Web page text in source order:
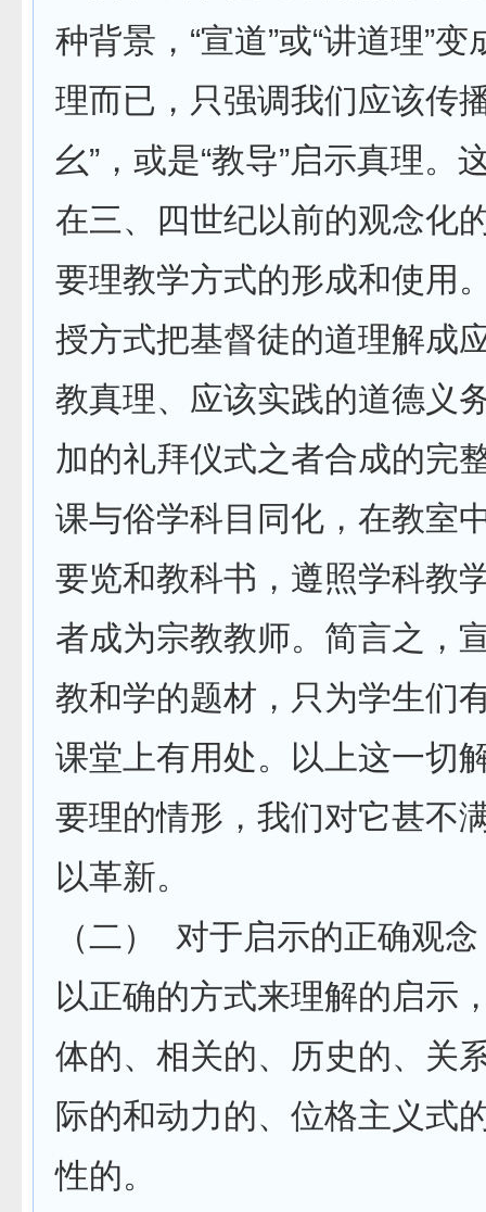
种背景，“宣道”或“讲道理”
理而已，只强调我们应该传
幺”，或是“教导”启示真理。
在三、四世纪以前的观念化
要理教学方式的形成和使用
授方式把基督徒的道理解成
教真理、应该实践的道德义
加的礼拜仪式之者合成的完
课与俗学科目同化，在教室
要览和教科书，遵照学科教
者成为宗教教师。简言之，
教和学的题材，只为学生们
课堂上有用处。以上这一切
要理的情形，我们对它甚不
以革新。
（二） 对于启示的正确观念
以正确的方式来理解的启示
体的、相关的、历史的、关
际的和动力的、位格主义式
性的。